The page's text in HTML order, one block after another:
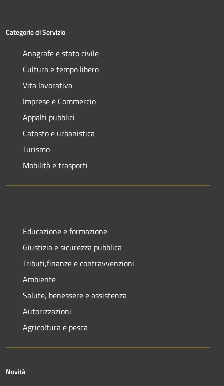
Categorie di Servizio
Anagrafe e stato civile
Cultura e tempo libero
Vita lavorativa
Imprese e Commercio
Appalti pubblici
Catasto e urbanistica
Turismo
Mobilità e trasporti
Educazione e formazione
Giustizia e sicurezza pubblica
Tributi,finanze e contravvenzioni
Ambiente
Salute, benessere e assistenza
Autorizzazioni
Agricoltura e pesca
Novità